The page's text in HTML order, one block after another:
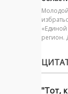
«Единой
регион.
"Тот,